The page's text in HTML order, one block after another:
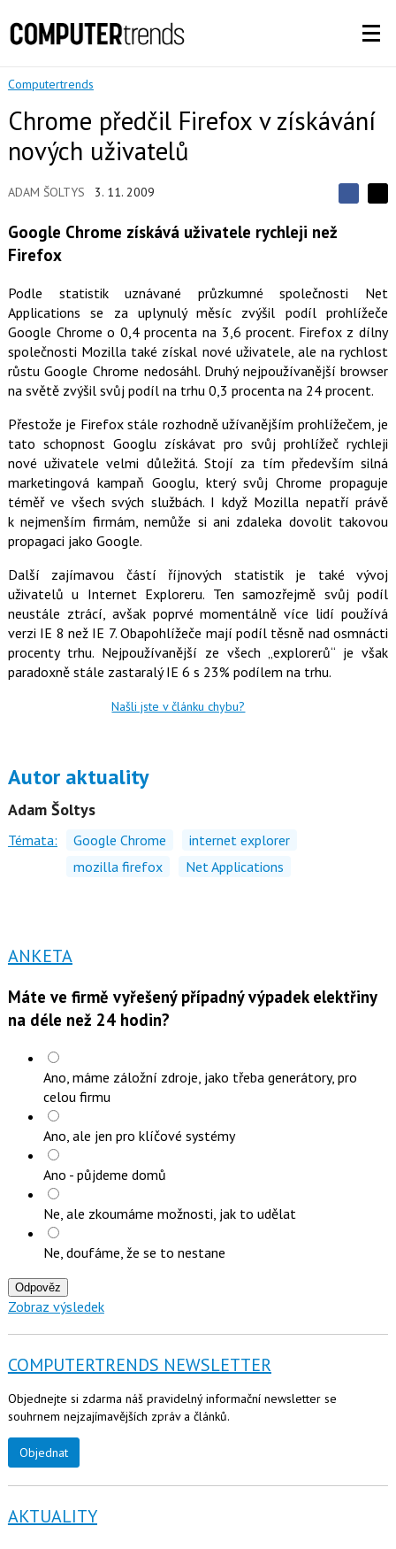
Computertrends
Chrome předčil Firefox v získávání
nových uživatelů
ADAM ŠOLTYS 3. 11. 2009
S
e
t
S
n
F
a
e
b
o
k
u
e
n
a
s
í
t
Google Chrome získává uživatele rychleji než
Firefox
Podle statistik uznávané průzkumné společnosti Net
Applications se za uplynulý měsíc zvýšil podíl prohlížeče
Google Chrome o 0,4 procenta na 3,6 procent. Firefox z dílny
společnosti Mozilla také získal nové uživatele, ale na rychlost
růstu Google Chrome nedosáhl. Druhý nejpoužívanější browser
na světě zvýšil svůj podíl na trhu 0,3 procenta na 24 procent.
Přestože je Firefox stále rozhodně užívanějším prohlížečem, je
tato schopnost Googlu získávat pro svůj prohlížeč rychleji
nové uživatele velmi důležitá. Stojí za tím především silná
marketingová kampaň Googlu, který svůj Chrome propaguje
téměř ve všech svých službách. I když Mozilla nepatří právě
k nejmenším firmám, nemůže si ani zdaleka dovolit takovou
propagaci jako Google.
Další zajímavou částí říjnových statistik je také vývoj
uživatelů u Internet Exploreru. Ten samozřejmě svůj podíl
neustále ztrácí, avšak poprvé momentálně více lidí používá
verzi IE 8 než IE 7. Obapohlížeče mají podíl těsně nad osmnácti
procenty trhu. Nejpoužívanější ze všech „explorerů“ je však
paradoxně stále zastaralý IE 6 s 23% podílem na trhu.
Našli jste v článku chybu?
Autor aktuality
Adam Šoltys
Témata: Google Chrome
internet explorer
mozilla firefox
Net Applications
ANKETA
Máte ve firmě vyřešený případný výpadek elektřiny
na déle než 24 hodin?
Ano, máme záložní zdroje, jako třeba generátory, pro
celou firmu
Ano, ale jen pro klíčové systémy
Ano - půjdeme domů
Ne, ale zkoumáme možnosti, jak to udělat
Ne, doufáme, že se to nestane
Odpověz
Zobraz výsledek
COMPUTERTRENDS NEWSLETTER
Objednejte si zdarma náš pravidelný informační newsletter se
souhrnem nejzajímavějších zpráv a článků.
Objednat
AKTUALITY